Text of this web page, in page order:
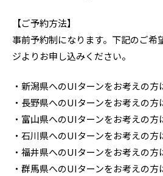
【ご予約方法】
事前予約制になります。下記のご希
ジよりお申し込みください。
・新潟県へのUIターンをお考えの方
・長野県へのUIターンをお考えの方
・富山県へのUIターンをお考えの方
・石川県へのUIターンをお考えの方
・福井県へのUIターンをお考えの方
・群馬県へのUIターンをお考えの方